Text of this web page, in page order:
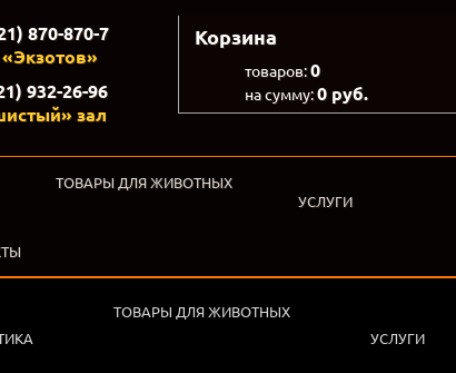
870-870-7
932-26-96
зал
Корзина
товаров:0
на сумму:0 руб.
ТОВАРЫ ДЛЯ ЖИВОТНЫХ
УСЛУГИ
ТОВАРЫ ДЛЯ ЖИВОТНЫХ
УСЛУГИ